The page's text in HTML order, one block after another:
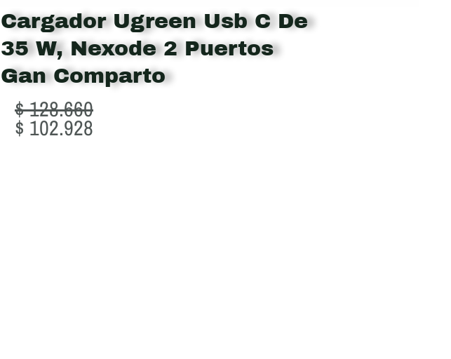
Cargador Ugreen Usb C De
35 W, Nexode 2 Puertos
Gan Comparto
$128.660
Original
price
was:
$ 102.928
Current